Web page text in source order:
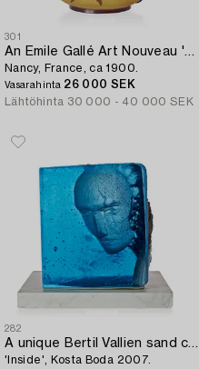
301
An Emile Gallé Art Nouveau 'Soufflé' mold-blown cameo glass vase,
Nancy, France, ca 1900.
Vasarahinta 26 000 SEK
Lähtöhinta 30 000 - 40 000 SEK
282
A unique Bertil Vallien sand cast glass sculpture,
'Inside', Kosta Boda 2007.